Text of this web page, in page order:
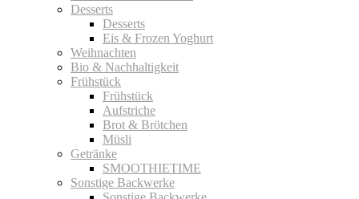
Desserts
Desserts
Eis & Frozen Yoghurt
Weihnachten
Bio & Nachhaltigkeit
Frühstück
Frühstück
Aufstriche
Brot & Brötchen
Müsli
Getränke
SMOOTHIETIME
Sonstige Backwerke